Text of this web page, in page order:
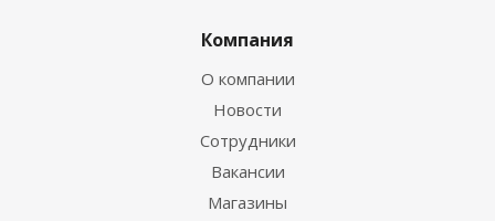
Компания
О компании
Новости
Сотрудники
Вакансии
Магазины